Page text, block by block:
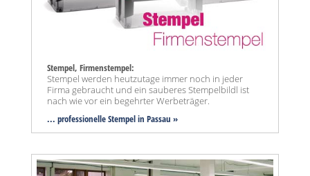
Stempel, Firmenstempel:
Stempel werden heutzutage immer noch in jeder
Firma gebraucht und ein sauberes Stempelbildl ist
nach wie vor ein begehrter Werbeträger.
... professionelle Stempel in Passau »